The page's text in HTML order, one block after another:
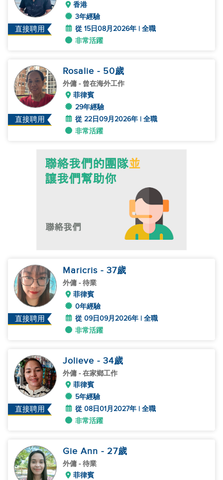
直接聘用
香港
3年經驗
從 15日08月2026年 | 全職
非常活躍
直接聘用
Rosalie - 50歲
外傭 - 曾在海外工作
菲律賓
29年經驗
從 22日09月2026年 | 全職
非常活躍
直接聘用
Maricris - 37歲
外傭 - 待業
菲律賓
0年經驗
從 09日09月2026年 | 全職
非常活躍
直接聘用
Jolieve - 34歲
外傭 - 在家鄉工作
菲律賓
5年經驗
從 08日01月2027年 | 全職
非常活躍
Gie Ann - 27歲
外傭 - 待業
菲律賓